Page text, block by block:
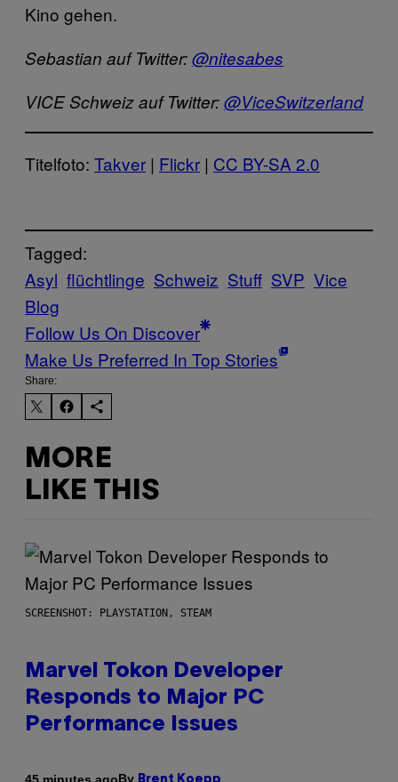
Kino gehen.
Sebastian auf Twitter:@nitesabes
VICE Schweiz auf Twitter:@ViceSwitzerland
Titelfoto: Takver | Flickr | CC BY-SA 2.0
Tagged:
Asyl flüchtlinge Schweiz Stuff SVP Vice
Blog
Follow Us On Discover
Make Us Preferred In Top Stories
Share:
MORE
LIKE THIS
SCREENSHOT: PLAYSTATION, STEAM
Marvel Tokon Developer
Responds to Major PC
Performance Issues
By